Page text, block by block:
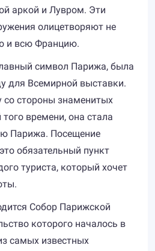
аркой и Лувром. Эти
олицетворяют не
и всю Францию.
символ Парижа, была
для Всемирной выставки.
со стороны знаменитых
времени, она стала
Парижа. Посещение
обязательный пункт
туриста, который хочет
Собор Парижской
которого началось в
самых известных